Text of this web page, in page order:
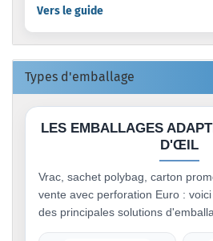
Vers le guide
Types d'emballage
LES EMBALLAGES
D'ŒIL
Vrac, sachet polybag, carton
vente avec perforation Euro :
des principales solutions